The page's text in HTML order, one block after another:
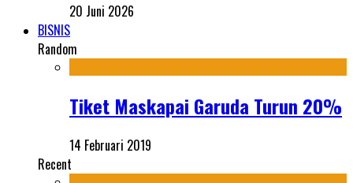
20 Juni 2026
BISNIS
Random
Tiket Maskapai Garuda Turun 20%
14 Februari 2019
Recent